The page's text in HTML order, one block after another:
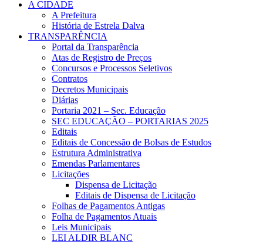
A CIDADE
A Prefeitura
História de Estrela Dalva
TRANSPARÊNCIA
Portal da Transparência
Atas de Registro de Preços
Concursos e Processos Seletivos
Contratos
Decretos Municipais
Diárias
Portaria 2021 – Sec. Educação
SEC EDUCAÇÃO – PORTARIAS 2025
Editais
Editais de Concessão de Bolsas de Estudos
Estrutura Administrativa
Emendas Parlamentares
Licitações
Dispensa de Licitação
Editais de Dispensa de Licitação
Folhas de Pagamentos Antigas
Folha de Pagamentos Atuais
Leis Municipais
LEI ALDIR BLANC